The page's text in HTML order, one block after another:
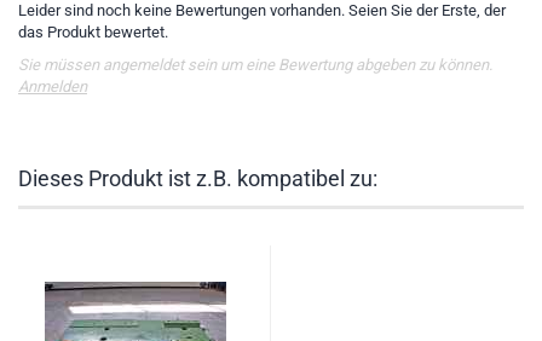
Leider sind noch keine Bewertungen vorhanden. Seien Sie der Erste, der
das Produkt bewertet.
Sie müssen angemeldet sein um eine Bewertung abgeben zu können.
Anmelden
Dieses Produkt ist z.B. kompatibel zu: